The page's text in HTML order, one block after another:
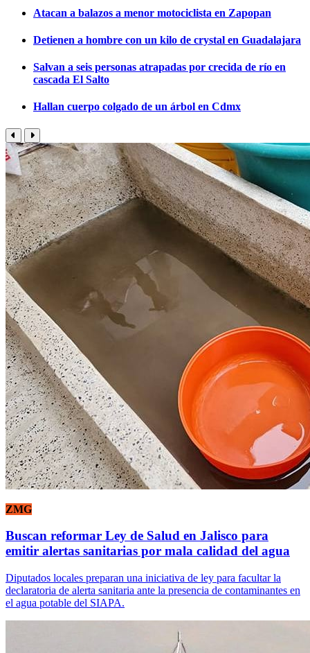
Atacan a balazos a menor motociclista en Zapopan
Detienen a hombre con un kilo de crystal en Guadalajara
Salvan a seis personas atrapadas por crecida de río en
cascada El Salto
Hallan cuerpo colgado de un árbol en Cdmx
ZMG
Buscan reformar Ley de Salud en Jalisco para
emitir alertas sanitarias por mala calidad del agua
Diputados locales preparan una iniciativa de ley para facultar la
declaratoria de alerta sanitaria ante la presencia de contaminantes en
el agua potable del SIAPA.